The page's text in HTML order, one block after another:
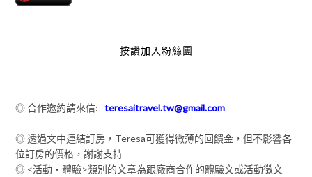
按讚加入粉絲團
◎ 合作邀約請來信:teresaitravel.tw@gmail.com
◎ 透過文中連結訂房，Teresa可獲得微薄的回饋金，但不影響各
位訂房的價格，謝謝支持
◎ <活動‧體驗>類別的文章為跟廠商合作的體驗文或活動徵文